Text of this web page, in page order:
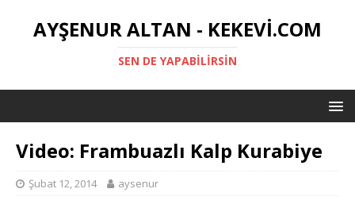
AYŞENUR ALTAN - KEKEVI.COM
SEN DE YAPABILIRSIN
Video: Frambuazlı Kalp Kurabiye
Şubat 12, 2014 aysenur